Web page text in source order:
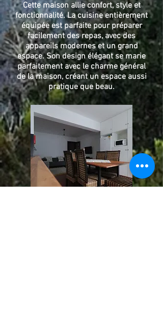
Cette maison allie confort, style et
fonctionnalité. La cuisine entièrement
équipée est parfaite pour préparer
facilement des repas, avec des
appareils modernes et un grand
espace. Son design élégant se marie
parfaitement avec le charme général
de la maison, créant un espace aussi
pratique que beau.